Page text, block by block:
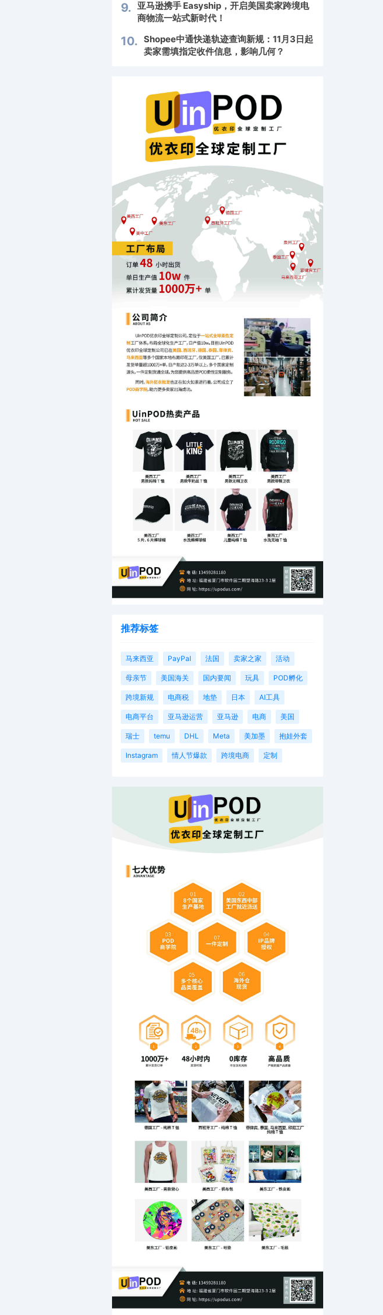
9. 亚马逊携手 Easyship，开启美国卖家跨境电
商物流一站式新时代！
10. Shopee中通快递轨迹查询新规：11月3日起
卖家需填指定收件信息，影响几何？
推荐标签
马来西亚 PayPal 法国 卖家之家 活动
母亲节 美国海关 国内要闻 玩具 POD孵化
跨境新规 电商税 地垫 日本 AI工具
电商平台 亚马逊运营 亚马逊 电商 美国
瑞士 temu DHL Meta 美加墨 抱娃外套
Instagram 情人节爆款 跨境电商 定制